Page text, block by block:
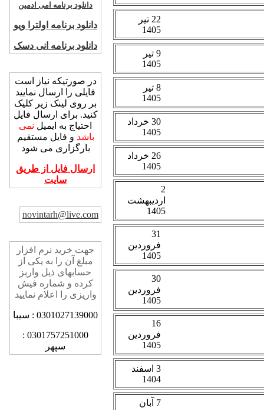
دانلود برنامه امی ادمین
دانلود برنامه اولترا ویو
دانلود برنامه انی دسک
در صورتیکه نیاز است
فایلی را ارسال نمایید
بر روی لینک زیر کلیک
کنید. برای ارسال فایل
احتیاج به ایمیل نمی
باشد و فایل مستقیم
بارگزاری می شود
ارسال فایل از طریق
سایت
novintarh@live.com
جهت خرید نرم افزار
مبلغ آن را به یکی از
حسابهای ذیل واربز
کرده و شماره فیش
واریزی را اعلام نمایید
0301027139000 : سیبا
0301757251000 :
سپهر